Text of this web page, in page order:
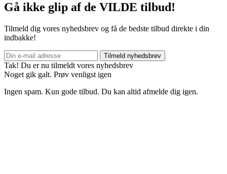
Gå ikke glip af de VILDE tilbud!
Tilmeld dig vores nyhedsbrev og få de bedste tilbud direkte i din
indbakke!
Tilmeld nyhedsbrev
Tak! Du er nu tilmeldt vores nyhedsbrev
Noget gik galt. Prøv venligst igen
Ingen spam. Kun gode tilbud. Du kan altid afmelde dig igen.